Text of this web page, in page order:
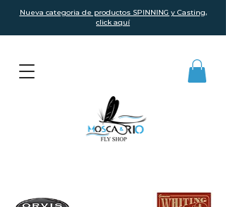
Nueva categoria de productos SPINNING y Casting,
click aquí